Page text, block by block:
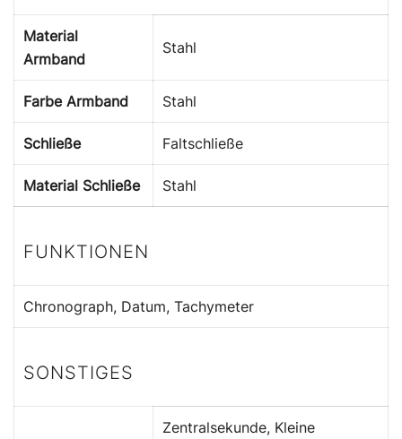
Material
Armband
Stahl
Farbe Armband Stahl
Schließe Faltschließe
Material Schließe Stahl
FUNKTIONEN
Chronograph, Datum, Tachymeter
SONSTIGES
Zentralsekunde, Kleine